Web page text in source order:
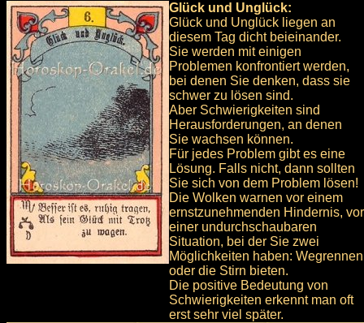
Glück und Unglück:
Glück und Unglück liegen an
diesem Tag dicht beieinander.
Sie werden mit einigen
Problemen konfrontiert werden,
bei denen Sie denken, dass sie
schwer zu lösen sind.
Aber Schwierigkeiten sind
Herausforderungen, an denen
Sie wachsen können.
Für jedes Problem gibt es eine
Lösung. Falls nicht, dann sollten
Sie sich von dem Problem lösen!
Die Wolken warnen vor einem
ernstzunehmenden Hindernis, vor
einer undurchschaubaren
Situation, bei der Sie zwei
Möglichkeiten haben: Wegrennen
oder die Stirn bieten.
Die positive Bedeutung von
Schwierigkeiten erkennt man oft
erst sehr viel später.